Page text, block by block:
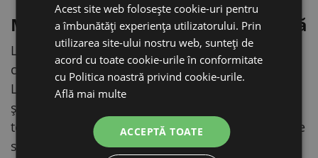
Muchii rotunjite și curățare ușoară
Lada are muchii rotunjite, fără colțuri ascuțite în
care s-ar putea strânge resturi de nisip și urină.
La spălare, este suficient să o clătiți și să o
ștergeți – nu trebuie să frecați fiecare colț. La o
toaletă pe care o spălați săptămânal, diferența se
simte de fiecare dată.
Acest site web folosește cookie-uri pentru
a îmbunătăți experiența utilizatorului. Prin
utilizarea site-ului nostru web, sunteți de
acord cu toate cookie-urile în conformitate
cu Politica noastră privind cookie-urile.
Află mai multe
ACCEPTĂ TOATE